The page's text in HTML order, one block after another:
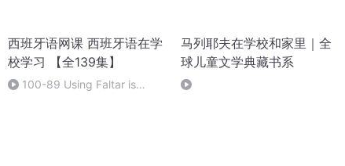
西班牙语网课 西班牙语在学
校学习 【全139集】
100-89 Using Faltar is
马列耶夫在学校和家里｜全
球儿童文学典藏书系